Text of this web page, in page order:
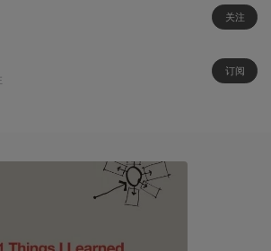
关注
订阅